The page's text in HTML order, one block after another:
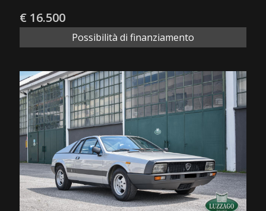
€ 16.500
Possibilità di finanziamento